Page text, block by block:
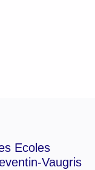
Ecoles
Vaugris